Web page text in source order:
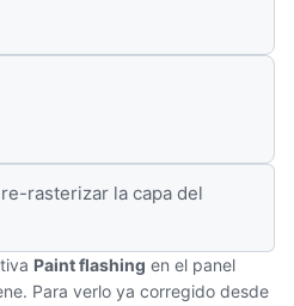
rasterizar la capa del
Paint flashing en el panel
Para verlo ya corregido desde